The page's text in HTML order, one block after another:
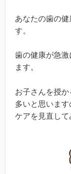
あなたの歯の
す。
歯の健康が急
ます。
お子さんを授
多いと思いま
ケアを見直して